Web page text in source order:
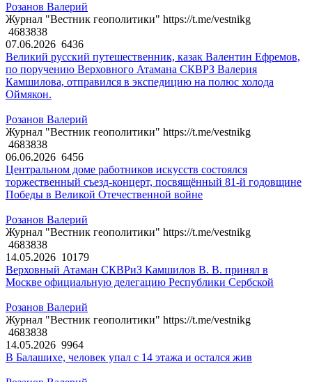
Розанов Валерий
Журнал "Вестник геополитики" https://t.me/vestnikg
4683838
07.06.2026 6436
Великий русский путешественник, казак Валентин Ефремов,
по поручению Верховного Атамана СКВРЗ Валерия
Камшилова, отправился в экспедицию на полюс холода
Оймякон.
Розанов Валерий
Журнал "Вестник геополитики" https://t.me/vestnikg
4683838
06.06.2026 6456
Центральном доме работников искусств состоялся
торжественный съезд-концерт, посвящённый 81-й годовщине
Победы в Великой Отечественной войне
Розанов Валерий
Журнал "Вестник геополитики" https://t.me/vestnikg
4683838
14.05.2026 10179
Верховный Атаман СКВРиЗ Камшилов В. В. принял в
Москве официальную делегацию Республики Сербской
Розанов Валерий
Журнал "Вестник геополитики" https://t.me/vestnikg
4683838
14.05.2026 9964
В Балашихе, человек упал с 14 этажа и остался жив